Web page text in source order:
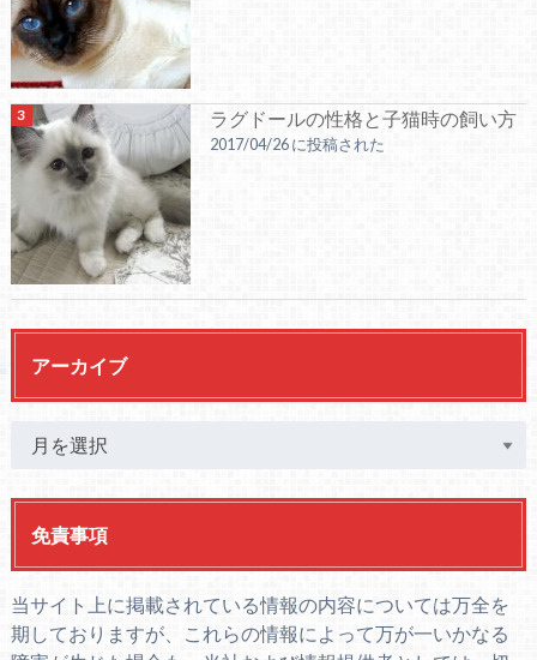
ラグドールの性格と子猫時の飼い方
2017/04/26 に投稿された
アーカイブ
免責事項
当サイト上に掲載されている情報の内容については万全を
期しておりますが、これらの情報によって万が一いかなる